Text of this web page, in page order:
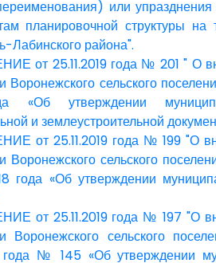
или
планировочной структуры на
Лабинского района".
от 25.11.2019 года № 201 " О
Воронежского сельского
«Об утверждении
и землеустроительной
от 25.11.2019 года № 199 "О
Воронежского сельского
года «Об утверждении
от 25.11.2019 года № 197 "О
Воронежского сельского
года № 145 «Об утверждении